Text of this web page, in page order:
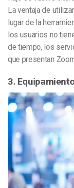
La ventaja de
lugar de la
los usuarios no
de tiempo, los
que presentan
3.